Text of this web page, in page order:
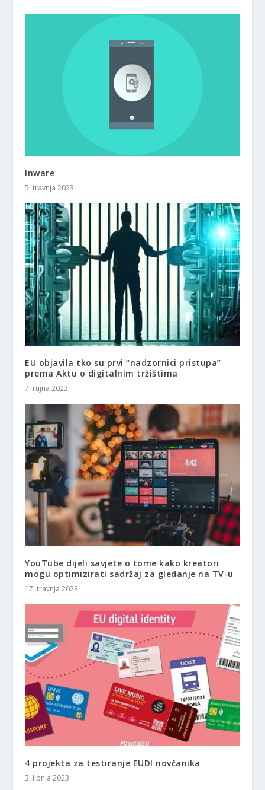
Inware
5. travnja 2023.
EU objavila tko su prvi “nadzornici pristupa”
prema Aktu o digitalnim tržištima
7. rujna 2023.
YouTube dijeli savjete o tome kako kreatori
mogu optimizirati sadržaj za gledanje na TV-u
17. travnja 2023.
4 projekta za testiranje EUDI novčanika
3. lipnja 2023.